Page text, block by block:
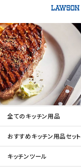
全てのキッチン用品
おすすめキッチン用品セット
キッチンツール